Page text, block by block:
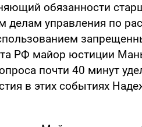
обязанности
делам управления по
РФ майор юстиции
почти 40 минут
в этих событиях